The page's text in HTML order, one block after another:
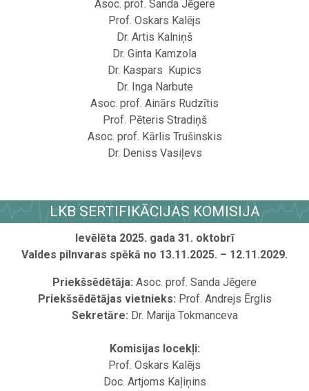
Asoc. prof. Sanda Jēgere
Prof. Oskars Kalējs
Dr. Artis Kalniņš
Dr. Ginta Kamzola
Dr. Kaspars Kupics
Dr. Inga Narbute
Asoc. prof. Ainārs Rudzītis
Prof. Pēteris Stradiņš
Asoc. prof. Kārlis Trušinskis
Dr. Deniss Vasiļevs
LKB SERTIFIKĀCIJAS KOMISIJA
Ievēlēta 2025. gada 31. oktobrī
Valdes pilnvaras spēkā no 13.11.2025. – 12.11.2029.
Priekšsēdētāja: Asoc. prof. Sanda Jēgere
Priekšsēdētājas vietnieks: Prof. Andrejs Ērglis
Sekretāre: Dr. Marija Tokmanceva
Komisijas locekļi:
Prof. Oskars Kalējs
Doc. Artjoms Kaļiņins